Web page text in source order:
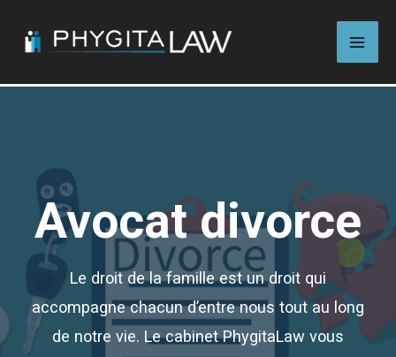
Avocat divorce
Le droit de la famille est un droit qui
accompagne chacun d’entre nous tout au long
de notre vie. Le cabinet PhygitaLaw vous